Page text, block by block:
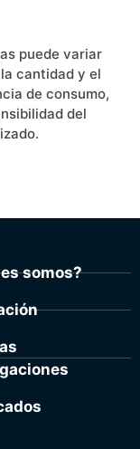
puede variar
cantidad y el
de consumo,
del
somos?